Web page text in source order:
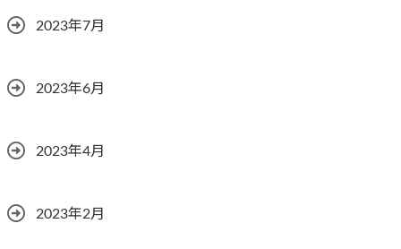
2023年7月
2023年6月
2023年4月
2023年2月